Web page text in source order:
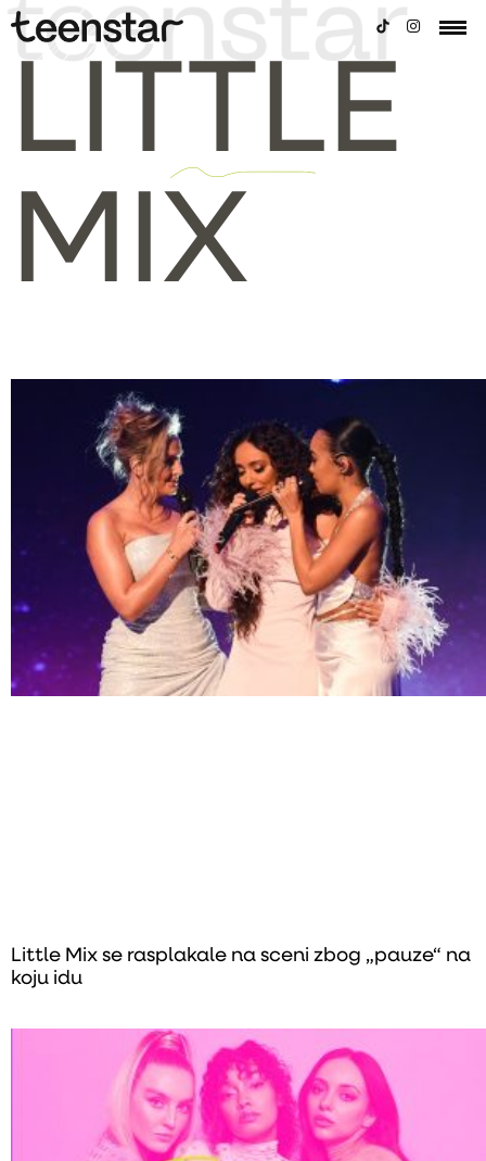
LITTLE
MIX
Little Mix se rasplakale na sceni zbog „pauze“ na
koju idu